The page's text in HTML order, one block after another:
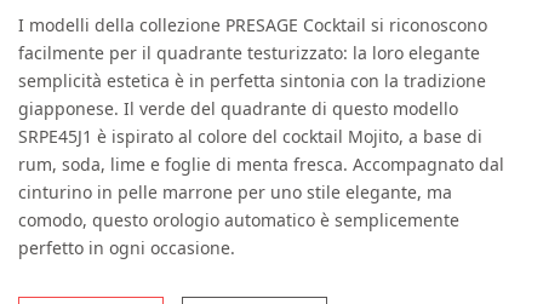
I modelli della collezione PRESAGE Cocktail si riconoscono
facilmente per il quadrante testurizzato: la loro elegante
semplicità estetica è in perfetta sintonia con la tradizione
giapponese. Il verde del quadrante di questo modello
SRPE45J1 è ispirato al colore del cocktail Mojito, a base di
rum, soda, lime e foglie di menta fresca. Accompagnato dal
cinturino in pelle marrone per uno stile elegante, ma
comodo, questo orologio automatico è semplicemente
perfetto in ogni occasione.